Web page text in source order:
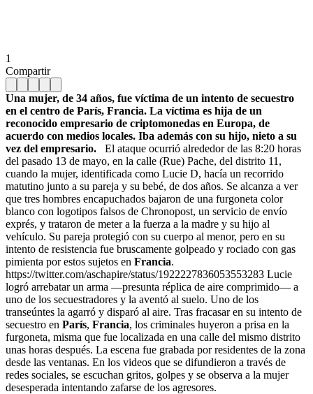
1
Compartir
Una mujer, de 34 años, fue víctima de un intento de secuestro
en el centro de París, Francia. La víctima es hija de un
reconocido empresario de criptomonedas en Europa, de
acuerdo con medios locales. Iba además con su hijo, nieto a su
vez del empresario.
El ataque ocurrió alrededor de las 8:20 horas
del pasado 13 de mayo, en la calle (Rue) Pache, del distrito 11,
cuando la mujer, identificada como Lucie D, hacía un recorrido
matutino junto a su pareja y su bebé, de dos años. Se alcanza a ver
que tres hombres encapuchados bajaron de una furgoneta color
blanco con logotipos falsos de Chronopost, un servicio de envío
exprés, y trataron de meter a la fuerza a la madre y su hijo al
vehículo. Su pareja protegió con su cuerpo al menor, pero en su
intento de resistencia fue bruscamente golpeado y rociado con gas
pimienta por estos sujetos en Francia.
https://twitter.com/aschapire/status/1922227836053553283 Lucie
logró arrebatar un arma —presunta réplica de aire comprimido— a
uno de los secuestradores y la aventó al suelo. Uno de los
transeúntes la agarró y disparó al aire. Tras fracasar en su intento de
secuestro en París, Francia, los criminales huyeron a prisa en la
furgoneta, misma que fue localizada en una calle del mismo distrito
unas horas después. La escena fue grabada por residentes de la zona
desde las ventanas. En los videos que se difundieron a través de
redes sociales, se escuchan gritos, golpes y se observa a la mujer
desesperada intentando zafarse de los agresores.